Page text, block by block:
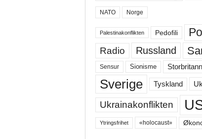
NATO Norge
Palestinakonflikten Pedofili
Radio Russland
Sensur Sionisme
Sverige Tyskland
Ukrainakonflikten
Ytringsfrihet «holocaust»